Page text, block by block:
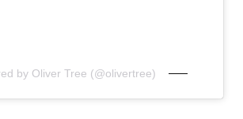
by Oliver Tree (@olivertree)